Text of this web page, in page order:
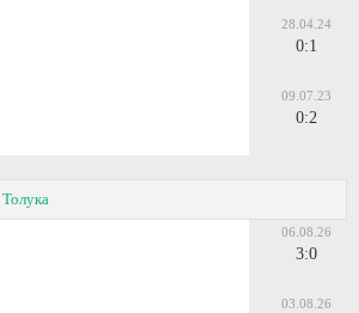
28.04.24
0:1
09.07.23
0:2
Толука
06.08.26
3:0
03.08.26